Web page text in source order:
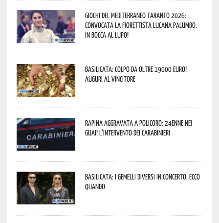
Giochi del Mediterraneo Taranto 2026:
convocata la fiorettista lucana Palumbo.
In bocca al lupo!
Basilicata: colpo da oltre 19000 Euro!
Auguri al vincitore
Rapina aggravata a Policoro: 24enne nei
guai! L’intervento dei Carabinieri
Basilicata: i Gemelli DiVersi in concerto. Ecco
quando